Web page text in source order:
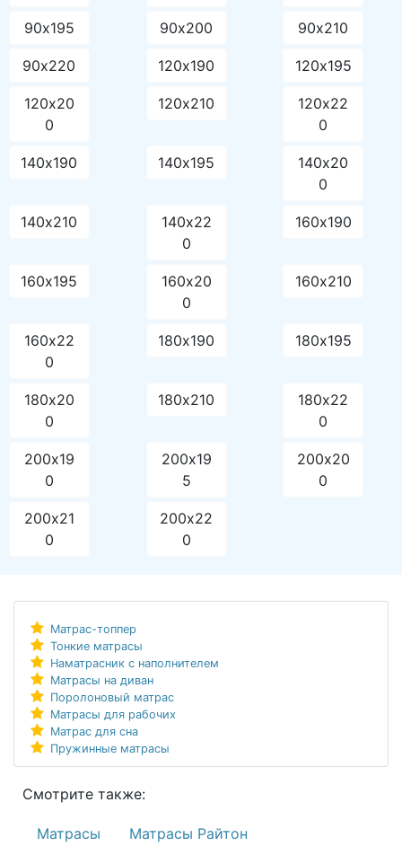
90х195 90х200 90х210
90х220 120х190 120х195
120х20
0
120х210
120х22
0
140х190 140х195
140х20
0
140х210
140х22
0
160х190
160х195
160х20
0
160х210
160х22
0
180х190 180х195
180х20
0
180х210
180х22
0
200х19
0
200х19
5
200х20
0
200х21
0
200х22
0
Матрас-топпер
Тонкие матрасы
Наматрасник с наполнителем
Матрасы на диван
Поролоновый матрас
Матрасы для рабочих
Матрас для сна
Пружинные матрасы
Смотрите также:
Матрасы
Матрасы Райтон